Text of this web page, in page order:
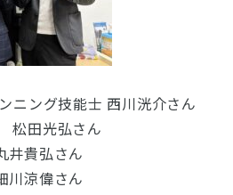
ニング技能士 西川洸介さん
松田光弘さん
貴弘さん
涼偉さん